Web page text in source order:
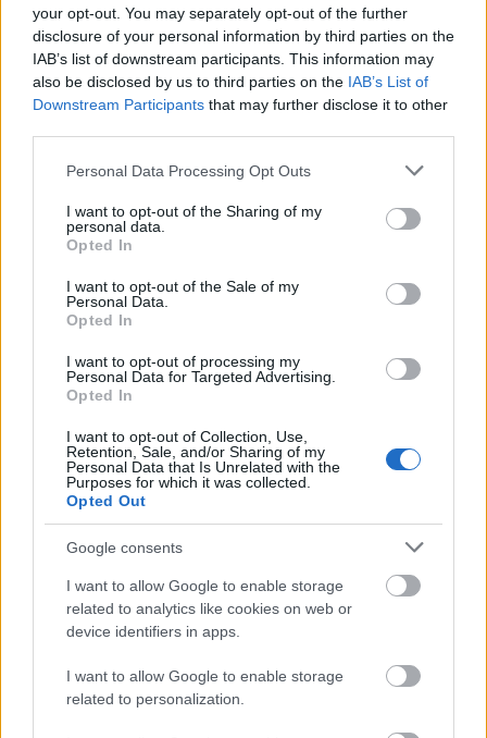
your opt-out. You may separately opt-out of the further
disclosure of your personal information by third parties on the
IAB’s list of downstream participants. This information may
also be disclosed by us to third parties on the IAB’s List of
Downstream Participants that may further disclose it to other
Please note that this website/app uses one or more Google
not limited to your visit or usage behaviour. You may click to
grant or deny consent to Google and its third-party tags to
use your data for below specified purposes in below Google
consent section.
Personal Data Processing Opt Outs
I want to opt-out of the Sharing of my
personal data.
Opted In
I want to opt-out of the Sale of my
Personal Data.
Opted In
I want to opt-out of processing my
Personal Data for Targeted Advertising.
Opted In
I want to opt-out of Collection, Use,
Retention, Sale, and/or Sharing of my
Personal Data that Is Unrelated with the
Purposes for which it was collected.
Opted Out
Google consents
I want to allow Google to enable storage
related to analytics like cookies on web or
device identifiers in apps.
I want to allow Google to enable storage
related to personalization.
Pozostały wątpliwości? Brakuje czegoś w haśle?
Zobacz, co zyskują abonenci Dobrego słownika.
Często sprawdzane
Odmiana:opluszcze sięczy opluska się
Czy stawiać przecinek w
Ciekawostki
krokodyle łzy— Skąd ten krokodyl?
Psia skóra ipsia kołatkaw przysłowiu
skretynieć— A na blogu
Mogą Cię zainteresować również hasła